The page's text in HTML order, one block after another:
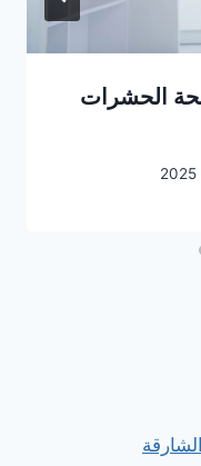
الحشرات